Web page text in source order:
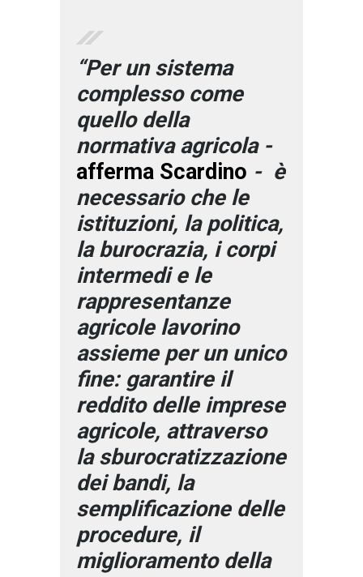
“Per un sistema
complesso come
quello della
normativa agricola -
afferma Scardino - è
necessario che le
istituzioni, la politica,
la burocrazia, i corpi
intermedi e le
rappresentanze
agricole lavorino
assieme per un unico
fine: garantire il
reddito delle imprese
agricole, attraverso
la sburocratizzazione
dei bandi, la
semplificazione delle
procedure, il
miglioramento della